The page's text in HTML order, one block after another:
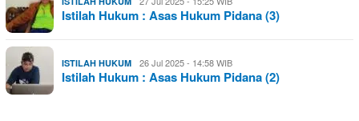
Istilah Hukum : Asas Hukum Pidana (3)
ISTILAH HUKUM 26 Jul 2025 - 14:58 WIB
Istilah Hukum : Asas Hukum Pidana (2)